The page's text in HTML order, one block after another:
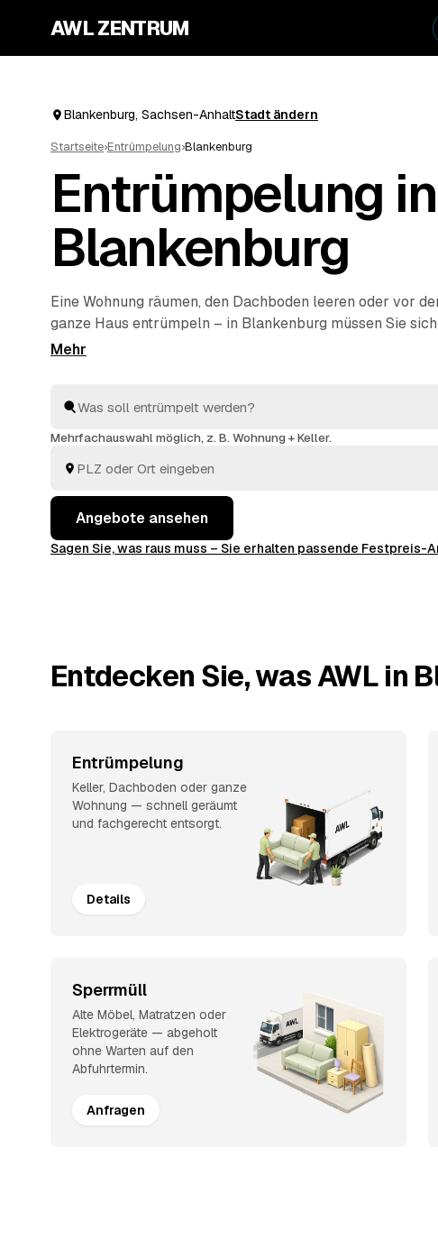
AWL ZENTRUM
Blankenburg, Sachsen-AnhaltStadt ändern
Startseite›Entrümpelung›Blankenburg
Entrümpelung in
Blankenburg
Eine Wohnung räumen, den Dachboden leeren oder vor
ganze Haus entrümpeln – in Blankenburg müssen Sie
selbst auf die Suche nach einem Betrieb machen. Über
Haushaltsauflösung: Sie vergleichen, wählen aus und
entsorgt.
Mehrfachauswahl möglich, z. B. Wohnung + Keller.
Angebote ansehen
Sagen Sie, was raus muss – Sie erhalten passende Festpreis-
Entdecken Sie, was AWL in
Entrümpelung
Keller, Dachboden oder ganze
Wohnung — schnell geräumt
und fachgerecht entsorgt.
Details
Sperrmüll
Alte Möbel, Matratzen oder
Elektrogeräte — abgeholt
ohne Warten auf den
Abfuhrtermin.
Anfragen